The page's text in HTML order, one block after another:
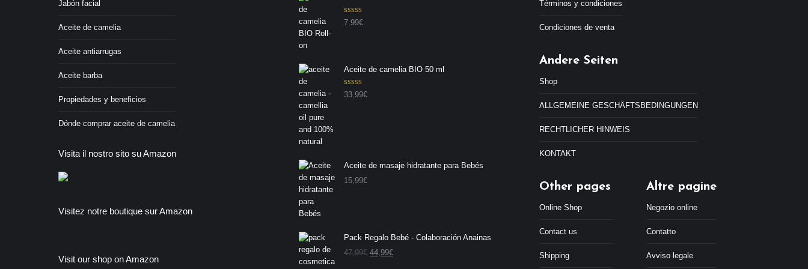
Jabón facial
Aceite de camelia
Aceite antiarrugas
Aceite barba
Propiedades y beneficios
Dónde comprar aceite de camelia
Visita il nostro sito su Amazon
Visitez notre boutique sur Amazon
Visit our shop on Amazon
Valorado con
5.00de 5
7,99€
Aceite de camelia BIO 50 ml
Valorado con
5.00de 5
33,99€
Aceite de masaje hidratante para Bebés
15,99€
Pack Regalo Bebé - Colaboración Anainas
47,99€ E
44,99€E
Términos y condiciones
Condiciones de venta
Andere Seiten
Shop
ALLGEMEINE GESCHÄFTSBEDINGUNGEN
RECHTLICHER HINWEIS
KONTAKT
Other pages
Online Shop
Contact us
Shipping
Altre pagine
Negozio online
Contatto
Avviso legale